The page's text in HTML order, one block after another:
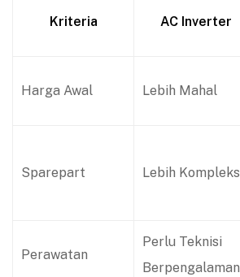
Kriteria AC Inverter
Harga Awal Lebih Mahal
Sparepart Lebih Kompleks
Perawatan
Perlu Teknisi
Berpengalaman